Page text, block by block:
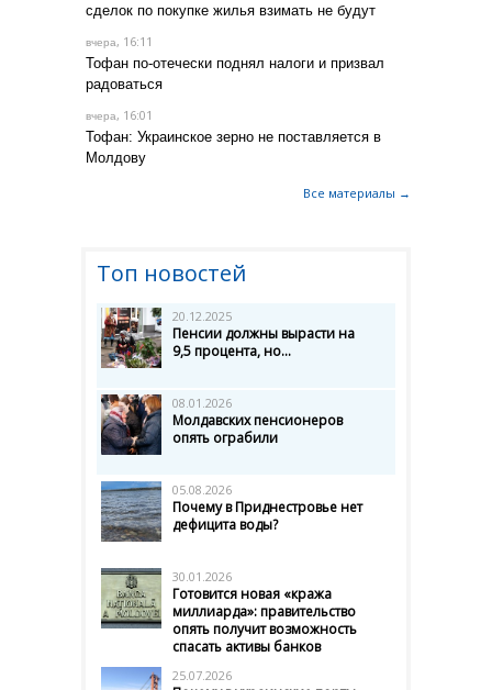
сделок по покупке жилья взимать не будут
вчера, 16:11
Тофан по-отечески поднял налоги и призвал
радоваться
вчера, 16:01
Тофан: Украинское зерно не поставляется в
Молдову
Все материалы →
Топ новостей
20.12.2025
Пенсии должны вырасти на
9,5 процента, но...
08.01.2026
Молдавских пенсионеров
опять ограбили
05.08.2026
Почему в Приднестровье нет
дефицита воды?
30.01.2026
Готовится новая «кража
миллиарда»: правительство
опять получит возможность
спасать активы банков
25.07.2026